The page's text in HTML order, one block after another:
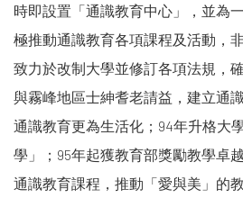
時即設置「通識教育中心」，並為
極推動通識教育各項課程及活動，
致力於改制大學並修訂各項法規，
與霧峰地區士紳耆老請益，建立通
通識教育更為生活化；94年升格大
學」；95年起獲教育部獎勵教學卓
通識教育課程，推動「愛與美」的